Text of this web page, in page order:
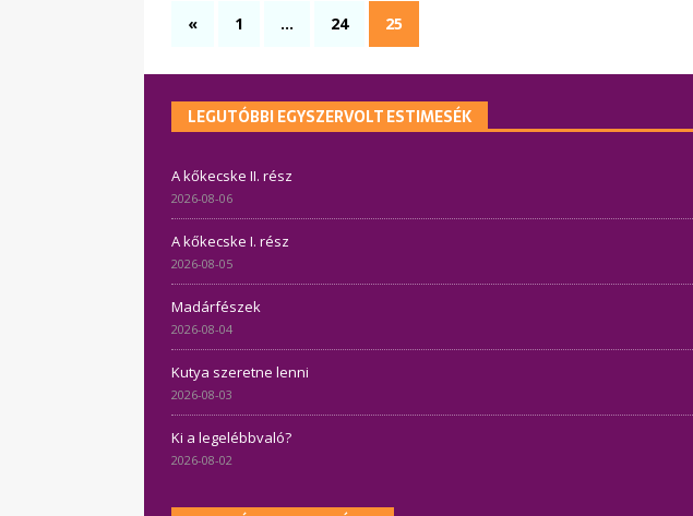
« 1 … 24 25
LEGUTÓBBI EGYSZERVOLT ESTIMESÉK
A kőkecske II. rész
2026-08-06
A kőkecske I. rész
2026-08-05
Madárfészek
2026-08-04
Kutya szeretne lenni
2026-08-03
Ki a legelébbvaló?
2026-08-02